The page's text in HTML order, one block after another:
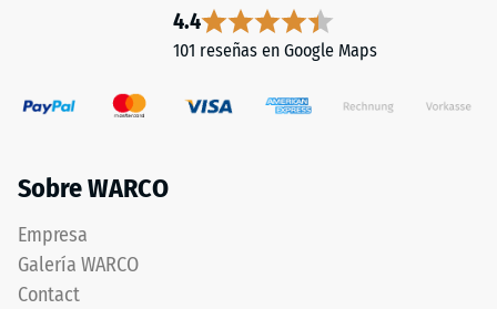
4.4
101 reseñas en Google Maps
Sobre WARCO
Empresa
Galería WARCO
Contact